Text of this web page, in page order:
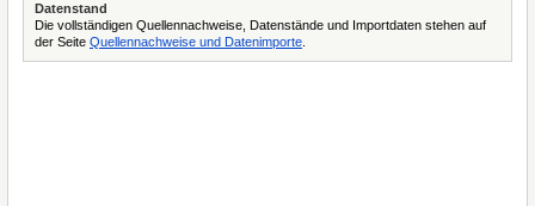
Datenstand
Die vollständigen Quellennachweise, Datenstände und Importdaten stehen auf
der Seite Quellennachweise und Datenimporte